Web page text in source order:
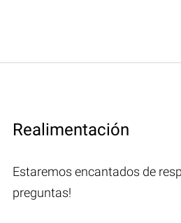
Realimentación
Estaremos encantados de
preguntas!